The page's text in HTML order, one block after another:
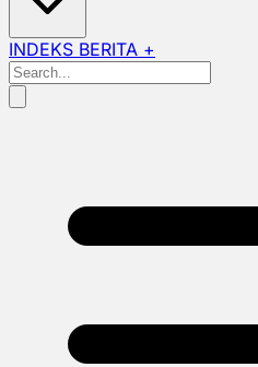
INDEKS BERITA +